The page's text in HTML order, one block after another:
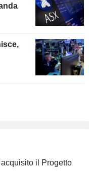
il Progetto